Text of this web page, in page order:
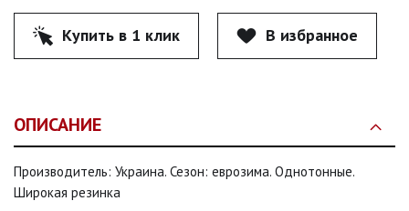
Купить в 1 клик В избранное
ОПИСАНИЕ
Производитель: Украина. Сезон: еврозима. Однотонные.
Широкая резинка